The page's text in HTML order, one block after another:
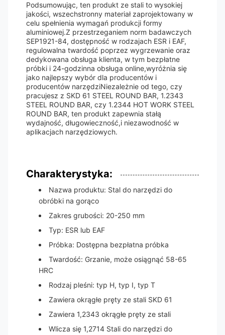
Podsumowując, ten produkt ze stali to wysokiej
jakości, wszechstronny materiał zaprojektowany w
celu spełnienia wymagań produkcji formy
aluminiowej.Z przestrzeganiem norm badawczych
SEP1921-84, dostępność w rodzajach ESR i EAF,
regulowalna twardość poprzez wygrzewanie oraz
dedykowana obsługa klienta, w tym bezpłatne
próbki i 24-godzinna obsługa online,wyróżnia się
jako najlepszy wybór dla producentów i
producentów narzędziNiezależnie od tego, czy
pracujesz z SKD 61 STEEL ROUND BAR, 1.2343
STEEL ROUND BAR, czy 1.2344 HOT WORK STEEL
ROUND BAR, ten produkt zapewnia stałą
wydajność, długowieczność,i niezawodność w
aplikacjach narzędziowych.
Charakterystyka:
Nazwa produktu: Stal do narzędzi do
obróbki na gorąco
Zakres grubości: 20-250 mm
Typ: ESR lub EAF
Próbka: Dostępna bezpłatna próbka
Twardość: Grzanie, może osiągnąć 58-65
HRC
Rodzaj pleśni: typ H, typ I, typ T
Zawiera okrągłe pręty ze stali SKD 61
Zawiera 1,2343 okrągłe pręty ze stali
Wlicza się 1,2714 Stali do narzędzi do